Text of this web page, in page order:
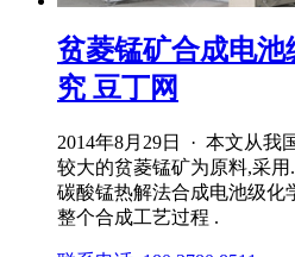
贫菱锰矿合成电
究 豆丁网
2014年8月29日 · 本文从我
较大的贫菱锰矿为原料,采
碳酸锰热解法合成电池级化
整个合成工艺过程 .